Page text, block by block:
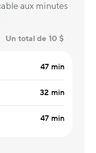
aux minutes
Un total de 10 $
47 min
32 min
47 min